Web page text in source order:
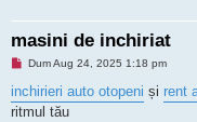
masini de inchiriat
M
s
a
j
Dum Aug 24, 2025 1:18 pm
inchirieri auto otopeni și rent
ritmul tău